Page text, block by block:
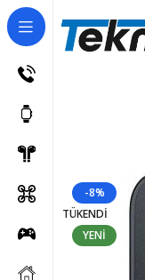
için 7 iş günüdür!
-8%
TÜKENDI
YENI